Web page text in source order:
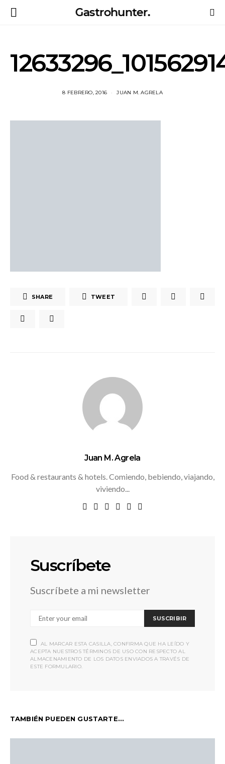
Gastrohunter.
8 FEBRERO, 2016 JUAN M. AGRELA
SHARE TWEET
Juan M. Agrela
Food & restaurants & hotels. Comiendo, bebiendo, viajando,
viviendo...
Suscríbete
Suscríbete a mi newsletter
SUSCRIBIR
AL MARCAR ESTA CASILLA, CONFIRMA QUE HA LEÍDO Y
ACEPTA NUESTROS TÉRMINOS DE USO CON RESPECTO AL
ALMACENAMIENTO DE LOS DATOS ENVIADOS A TRAVÉS DE
ESTE FORMULARIO.
TAMBIÉN PUEDEN GUSTARTE...